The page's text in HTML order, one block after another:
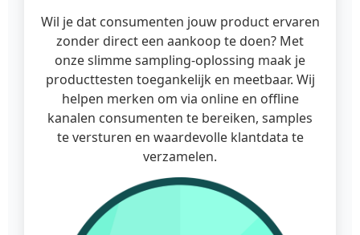
Wil je dat consumenten jouw product ervaren
zonder direct een aankoop te doen? Met
onze slimme sampling-oplossing maak je
producttesten toegankelijk en meetbaar. Wij
helpen merken om via online en offline
kanalen consumenten te bereiken, samples
te versturen en waardevolle klantdata te
verzamelen.